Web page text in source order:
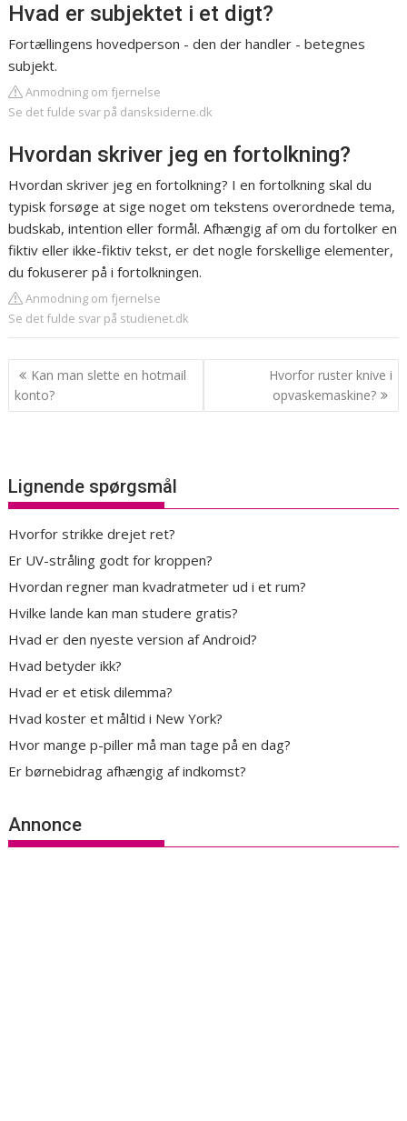
Hvad er subjektet i et digt?
Fortællingens hovedperson - den der handler - betegnes
subjekt.
Anmodning om fjernelse
Se det fulde svar på dansksiderne.dk
Hvordan skriver jeg en fortolkning?
Hvordan skriver jeg en fortolkning? I en fortolkning skal du
typisk forsøge at sige noget om tekstens overordnede tema,
budskab, intention eller formål. Afhængig af om du fortolker en
fiktiv eller ikke-fiktiv tekst, er det nogle forskellige elementer,
du fokuserer på i fortolkningen.
Anmodning om fjernelse
Se det fulde svar på studienet.dk
Indlægsnavigation
Kan man slette en hotmail
konto?
Hvorfor ruster knive i
opvaskemaskine?
Lignende spørgsmål
Hvorfor strikke drejet ret?
Er UV-stråling godt for kroppen?
Hvordan regner man kvadratmeter ud i et rum?
Hvilke lande kan man studere gratis?
Hvad er den nyeste version af Android?
Hvad betyder ikk?
Hvad er et etisk dilemma?
Hvad koster et måltid i New York?
Hvor mange p-piller må man tage på en dag?
Er børnebidrag afhængig af indkomst?
Annonce